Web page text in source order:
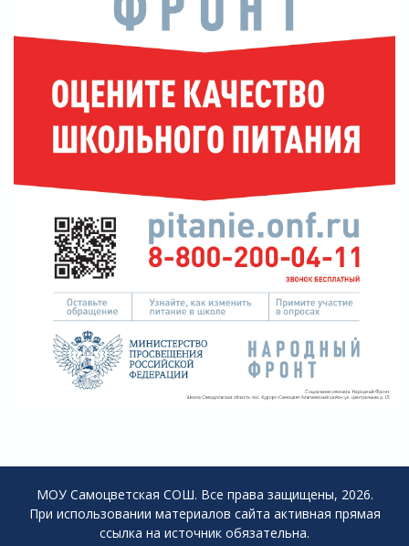
МОУ Самоцветская СОШ. Все права защищены, 2026.
При использовании материалов сайта активная прямая
ссылка на источник обязательна.